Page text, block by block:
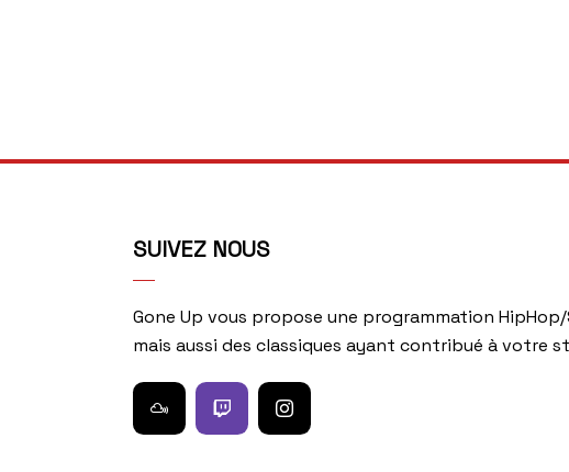
SUIVEZ NOUS
Gone Up vous propose une programmation
mais aussi des classiques ayant contribué à votre